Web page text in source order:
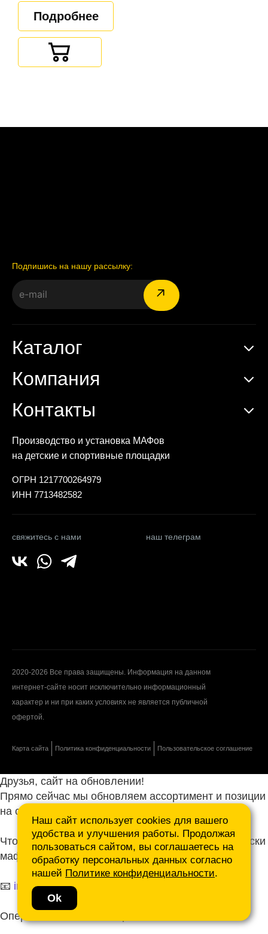
Подробнее
Подпишись на нашу рассылку:
Производство и установка МАФов
на детские и спортивные площадки
ОГРН 1217700264979
ИНН 7713482582
свяжитесь с нами наш телеграм
Каталог
Компания
Контакты
2020-2026 Все права защищены. Информация на данном
интернет-сайте носит исключительно информационный
характер и ни при каких условиях не является публичной
офертой.
Карта сайта Политика конфиденциальности Пользовательское соглашение
Наш сайт использует cookies для вашего
удобства и улучшения работы. Продолжая
пользоваться сайтом, вы соглашаетесь на
обработку персональных данных согласно
нашей Политике конфиденциальности.
Ok
Друзья, сайт на обновлении!
Прямо сейчас мы обновляем ассортимент и позиции
на сайте.
Чтобы не ждать, присылайте ваши запросы и списки
маф нам на почту.
📧 info@mafmasterfibre.ru
Оперативно ответим и просчитаем КП!